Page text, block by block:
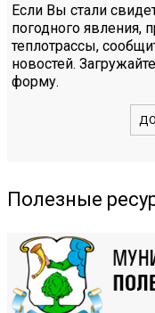
Если Вы стали
погодного явления,
теплотрассы,
новостей.
форму.
Полезные